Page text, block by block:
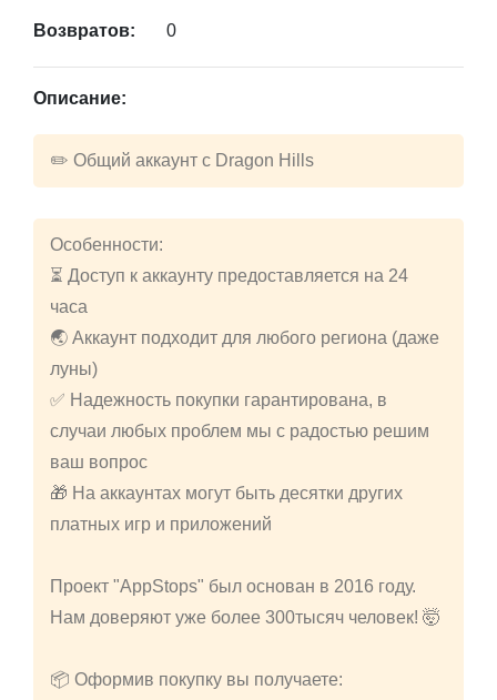
Возвратов: 0
Описание:
✏️ Общий аккаунт с Dragon Hills
Особенности:
⏳ Доступ к аккаунту предоставляется на 24
часа
🌏 Аккаунт подходит для любого региона (даже
луны)
✅ Надежность покупки гарантирована, в
случаи любых проблем мы с радостью решим
ваш вопрос
🎁 На аккаунтах могут быть десятки других
платных игр и приложений
Проект "AppStops" был основан в 2016 году.
Нам доверяют уже более 300тысяч человек! 🤯
📦 Оформив покупку вы получаете: